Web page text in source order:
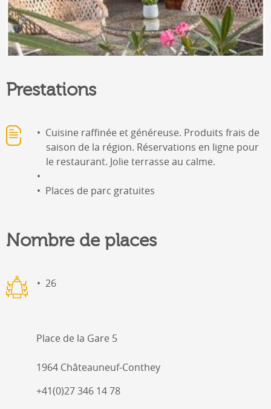
Prestations
Cuisine raffinée et généreuse. Produits frais de
saison de la région. Réservations en ligne pour
le restaurant. Jolie terrasse au calme.
Places de parc gratuites
Nombre de places
26
Place de la Gare 5
1964 Châteauneuf-Conthey
+41(0)27 346 14 78